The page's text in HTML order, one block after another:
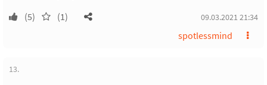
(5) (1) 09.03.2021 21:34
spotlessmind
13.